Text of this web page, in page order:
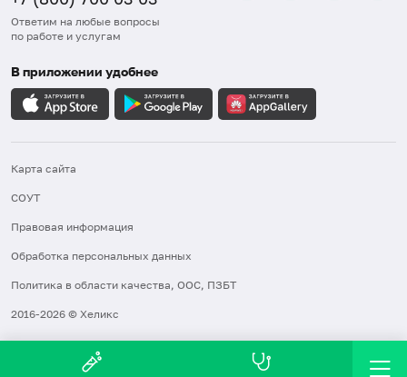
Ответим на любые вопросы
по работе и услугам
В приложении удобнее
Карта сайта
СОУТ
Правовая информация
Обработка персональных данных
Политика в области качества, ООС, ПЗБТ
2016-2026 © Хеликс